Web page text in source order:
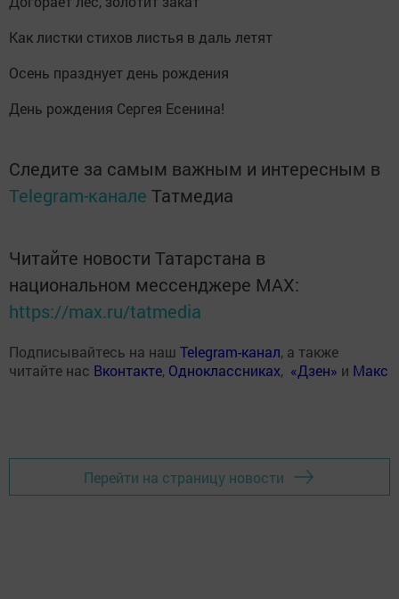
Как листки стихов листья в даль летят
Осень празднует день рождения
День рождения Сергея Есенина!
Следите за самым важным и интересным в
Telegram-канале Татмедиа
Читайте новости Татарстана в
национальном мессенджере MАХ:
https://max.ru/tatmedia
Подписывайтесь на наш Telegram-канал, а также
читайте нас Вконтакте, Одноклассниках, «Дзен» и Макс
Перейти на страницу новости